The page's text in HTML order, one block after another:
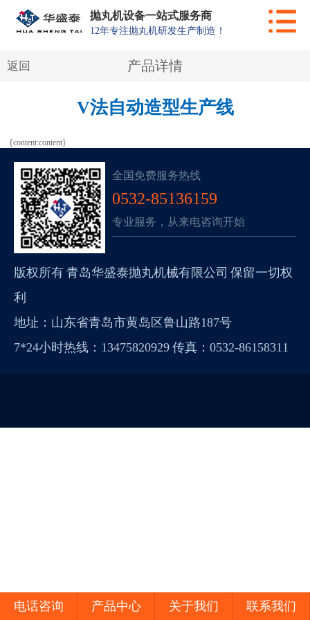
抛丸机设备一站式服务商
12年专注抛丸机研发生产制造！
产品详情
返回
V法自动造型生产线
{content:content}
全国免费服务热线
0532-85136159
专业服务，从来电咨询开始
版权所有 青岛华盛泰抛丸机械有限公司 保留一切权
利
地址：山东省青岛市黄岛区鲁山路187号
7*24小时热线：13475820929 传真：0532-86158311
电话咨询 产品中心 关于我们 联系我们